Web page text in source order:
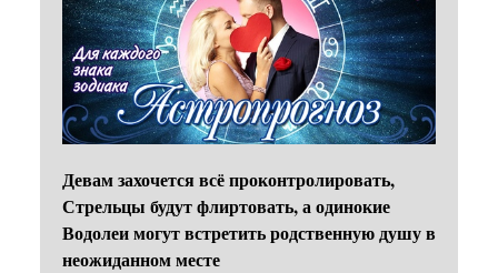
Девам захочется всё проконтролировать,
Стрельцы будут флиртовать, а одинокие
Водолеи могут встретить родственную душу в
неожиданном месте